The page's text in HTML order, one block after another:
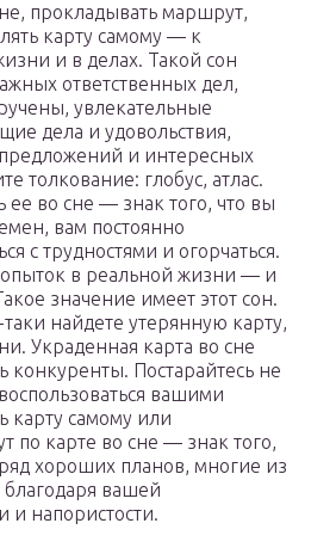
прокладывать маршрут,
карту самому — к
и в делах. Такой сон
ответственных дел,
увлекательные
дела и удовольствия,
и интересных
толкование: глобус, атлас.
ее во сне — знак того, что вы
вам постоянно
с трудностями и огорчаться.
в реальной жизни — и
значение имеет этот сон.
найдете утерянную карту,
Украденная карта во сне
конкуренты. Постарайтесь не
вашими
карту самому или
по карте во сне — знак того,
хороших планов, многие из
благодаря вашей
и напористости.